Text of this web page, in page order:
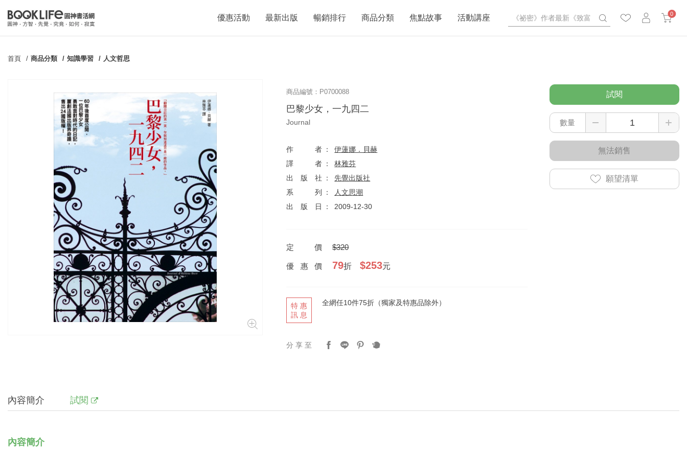
0
優惠活動 最新出版 暢銷排行 商品分類 焦點故事 活動講座
首頁 商品分類 知識學習 人文哲思
商品編號：P0700088
巴黎少女，一九四二
Journal
作者
伊蓮娜．貝赫
譯者
林雅芬
出版社
先覺出版社
系列
人文思潮
出版日
2009-12-30
定價 $320
優惠價 79折$253元
特惠
訊息
全網任10件75折（獨家及特惠品除外）
分享至
試閱
數量
無法銷售
願望清單
內容簡介 試閱
內容簡介